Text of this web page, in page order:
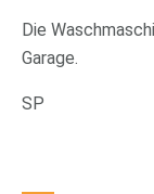
Die
Garage.
SP